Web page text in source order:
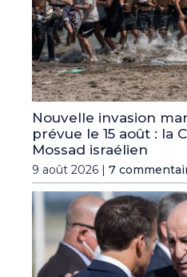
Nouvelle invasion
prévue le 15 août : la
Mossad israélien
9 août 2026 | 7